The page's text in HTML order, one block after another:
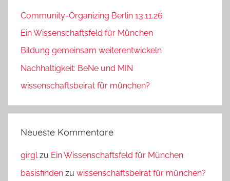
Community-Organizing Berlin 13.11.26
Ein Wissenschaftsfeld für München
Bildung gemeinsam weiterentwickeln
Nachhaltigkeit: BeNe und MIN
wissenschaftsbeirat für münchen?
Neueste Kommentare
girglzu Ein Wissenschaftsfeld für München
basisfinden zu wissenschaftsbeirat für münchen?